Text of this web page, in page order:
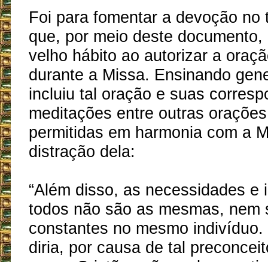
Foi para fomentar a devoção no
que, por meio deste
velho hábito ao autorizar a
durante a Missa. Ensinando
incluiu tal oração e suas
meditações entre outras
permitidas em harmonia com a
distração dela:
“Além disso, as necessidades e
todos não são as mesmas, nem
constantes no mesmo
diria, por causa de tal